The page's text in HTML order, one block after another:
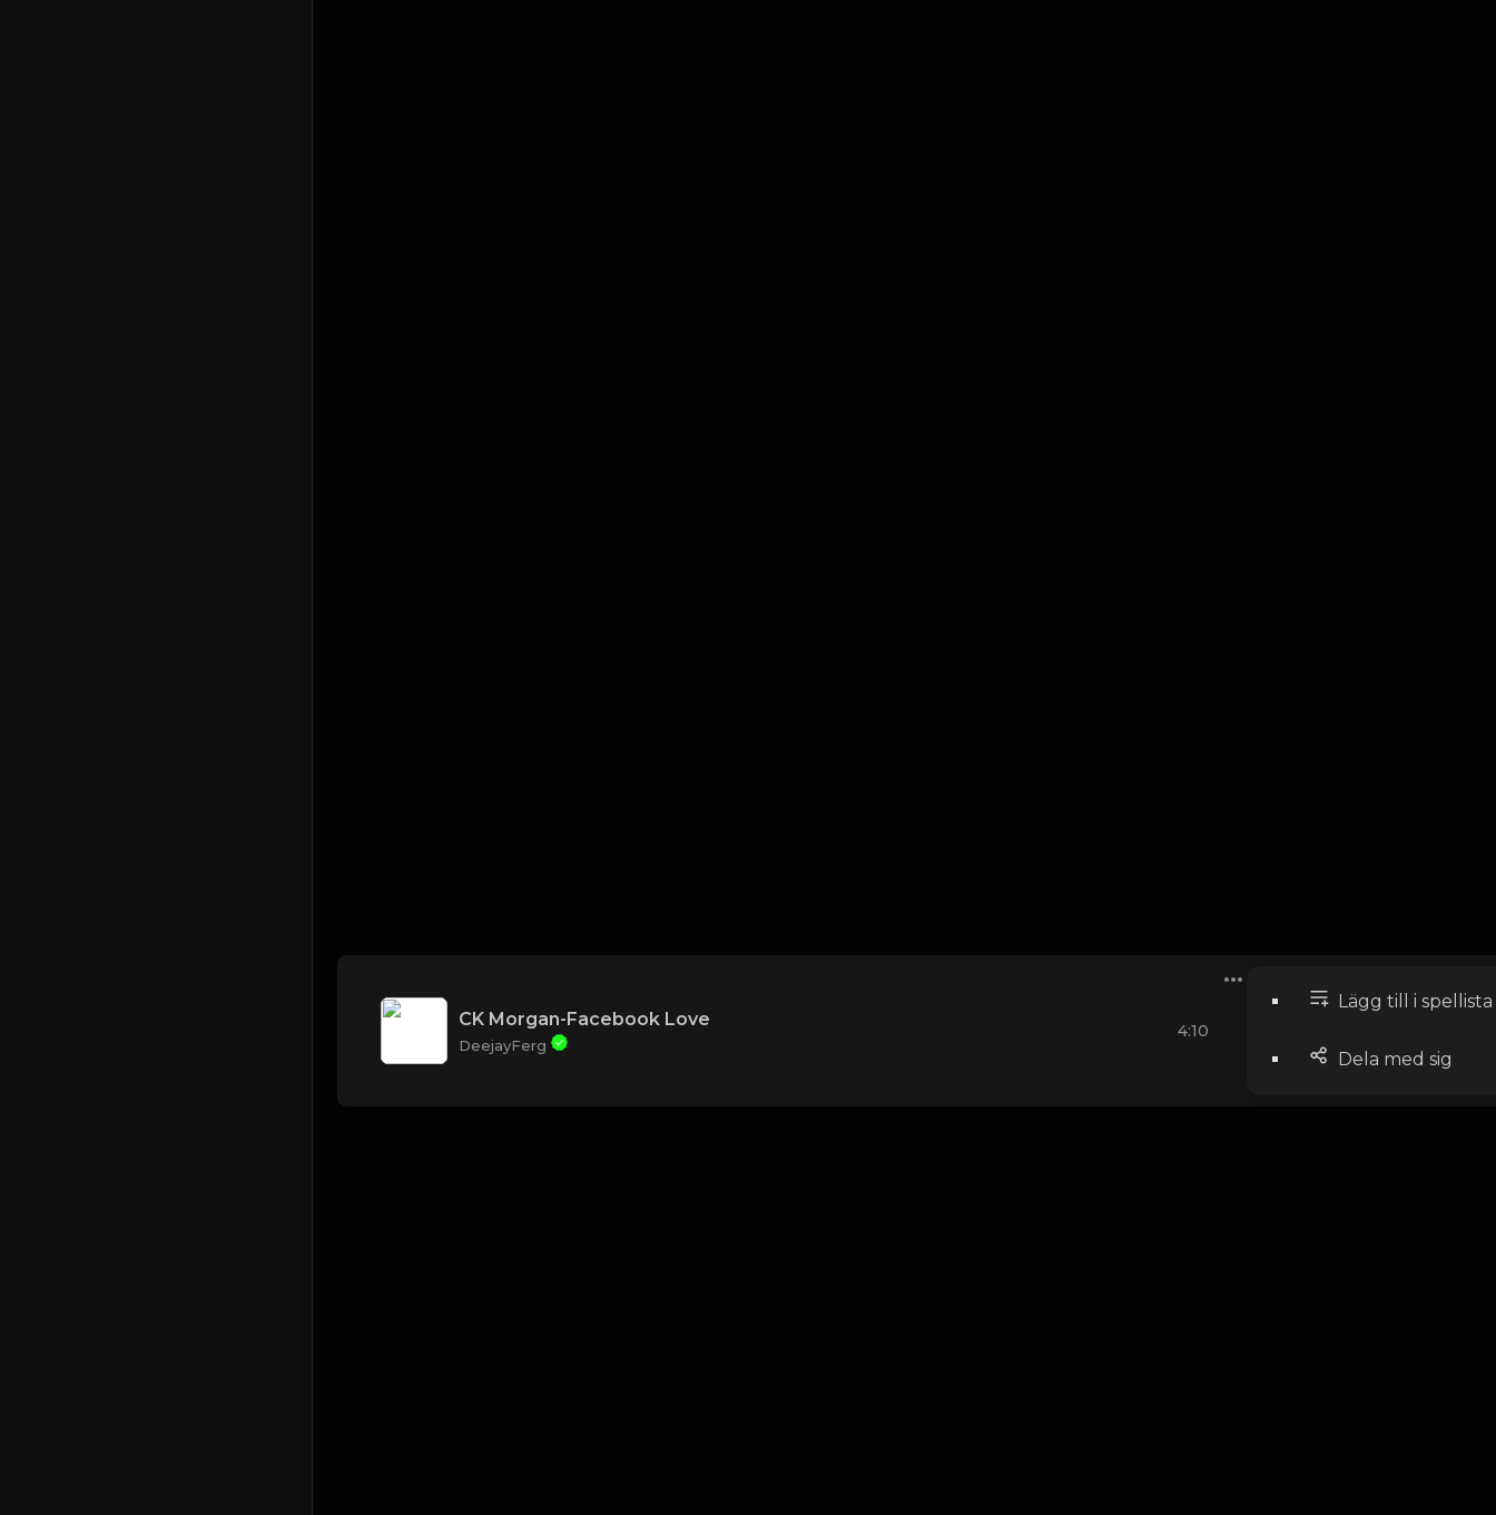
CK Morgan-Facebook Love
DeejayFerg
4:10
Lägg till i spellista
Dela med sig